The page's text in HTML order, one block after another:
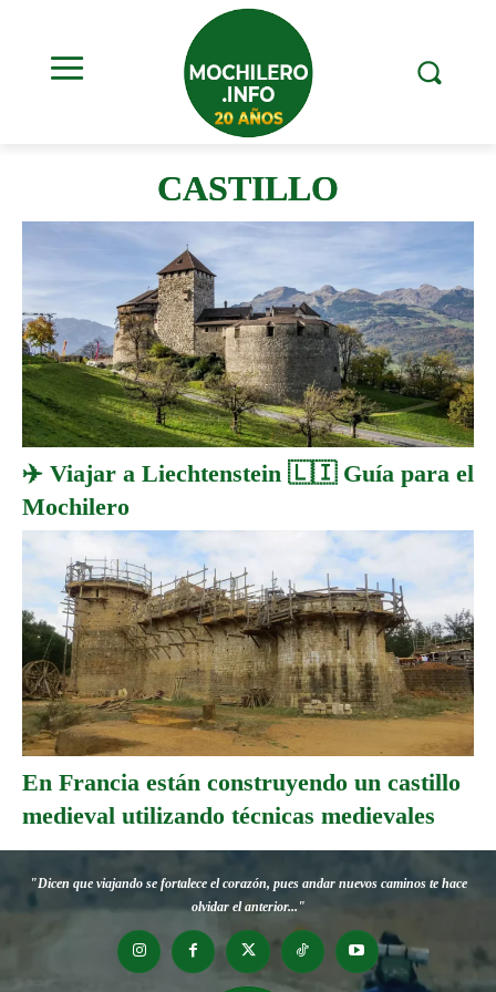
CASTILLO
✈️ Viajar a Liechtenstein 🇱🇮 Guía para el
Mochilero
En Francia están construyendo un castillo
medieval utilizando técnicas medievales
"Dicen que viajando se fortalece el corazón, pues andar nuevos caminos te hace
olvidar el anterior..."